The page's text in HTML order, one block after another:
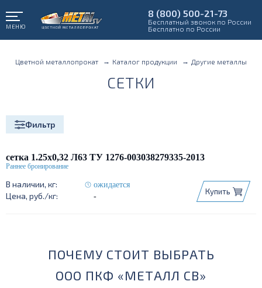
МЕНЮ
8 (800) 500-21-73
Бесплатный звонок по России
Бесплатно по России
Цветной металлопрокат Каталог продукции Другие металлы
СЕТКИ
Фильтр
сетка 1.25х0,32 Л63 ТУ 1276-003038279335-2013
ожидается
-
Купить
ПОЧЕМУ СТОИТ ВЫБРАТЬ
ООО ПКФ «МЕТАЛЛ СВ»